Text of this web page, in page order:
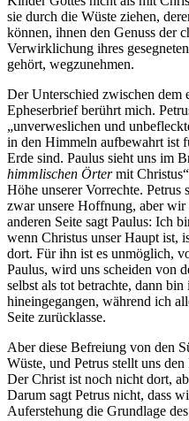
sie durch die Wüste ziehen,
können, ihnen den Genuss der
Verwirklichung ihres
gehört, wegzunehmen.
Der Unterschied zwischen dem
Epheserbrief berührt mich.
„unverweslichen und
in den Himmeln aufbewahrt ist
Erde sind. Paulus sieht uns im
himmlischen Örtermit
Höhe unserer Vorrechte.
zwar unsere Hoffnung, aber
anderen Seite sagt Paulus: Ich
wenn Christus unser Haupt ist,
dort. Für ihn ist es unmöglich,
Paulus, wird uns scheiden von
selbst als tot betrachte, dann
hineingegangen, während ich
Seite zurücklasse.
Aber diese Befreiung von den
Wüste, und Petrus stellt uns
Der Christ ist noch nicht dort,
Darum sagt Petrus nicht, dass
Auferstehung die Grundlage